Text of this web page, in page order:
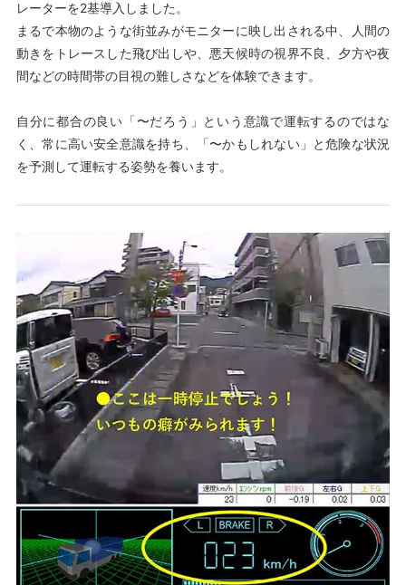
レーターを2基導入しました。
まるで本物のような街並みがモニターに映し出される中、人間の
動きをトレースした飛び出しや、悪天候時の視界不良、夕方や夜
間などの時間帯の目視の難しさなどを体験できます。
自分に都合の良い「〜だろう」という意識で運転するのではな
く、常に高い安全意識を持ち、「〜かもしれない」と危険な状況
を予測して運転する姿勢を養います。